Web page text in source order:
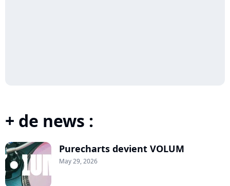
+ de news :
Purecharts devient VOLUM
May 29, 2026